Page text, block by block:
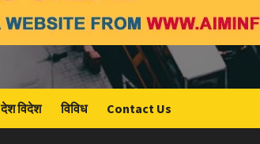
देश विदेश विविध Contact Us